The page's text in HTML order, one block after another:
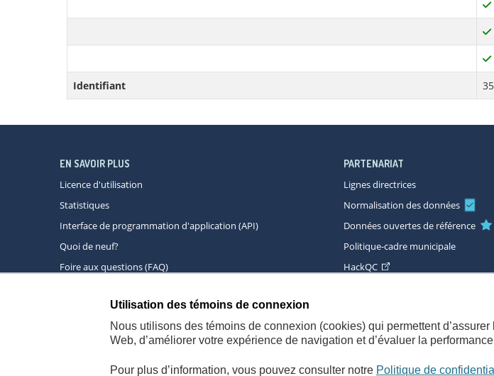
Identifiant
Utilisation des témoins de connexion
Nous utilisons des témoins de connexion (cookies) qui permettent
Web, d’améliorer votre expérience de navigation et d’évaluer la
Pour plus d’information, vous pouvez consulter notre Politique de
EN SAVOIR PLUS
Licence d'utilisation
Statistiques
Interface de programmation d'application (API)
Quoi de neuf?
Foire aux questions (FAQ)
PARTENARIAT
Lignes directrices
Normalisation des données
Données ouvertes de référence
Politique-cadre municipale
HackQC
À propos Accessibilité Plan du site